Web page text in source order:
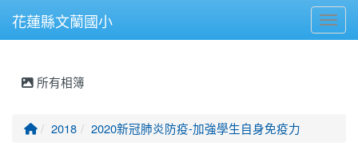
花蓮縣文蘭國小
所有相簿
回首頁
2018 2020新冠肺炎防疫-加強學生自身免疫力